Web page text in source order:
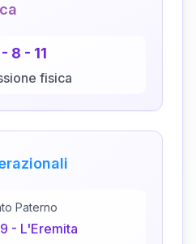
- 8 - 11
fisica
Paterno
9 - L'Eremita